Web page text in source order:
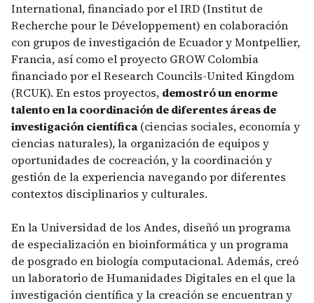
International, financiado por el IRD (Institut de
Recherche pour le Développement) en colaboración
con grupos de investigación de Ecuador y Montpellier,
Francia, así como el proyecto GROW Colombia
financiado por el Research Councils-United Kingdom
(RCUK). En estos proyectos, demostró un enorme
talento en la coordinación de diferentes áreas de
investigación científica (ciencias sociales, economía y
ciencias naturales), la organización de equipos y
oportunidades de cocreación, y la coordinación y
gestión de la experiencia navegando por diferentes
contextos disciplinarios y culturales.
En la Universidad de los Andes, diseñó un programa
de especialización en bioinformática y un programa
de posgrado en biología computacional. Además, creó
un laboratorio de Humanidades Digitales en el que la
investigación científica y la creación se encuentran y